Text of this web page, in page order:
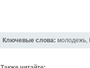
Ключевые слова: молодежь,